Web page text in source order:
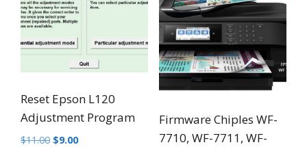
Reset Epson L120
Adjustment Program
$11.00 $9.00
Firmware Chiples WF-
7710, WF-7711, WF-